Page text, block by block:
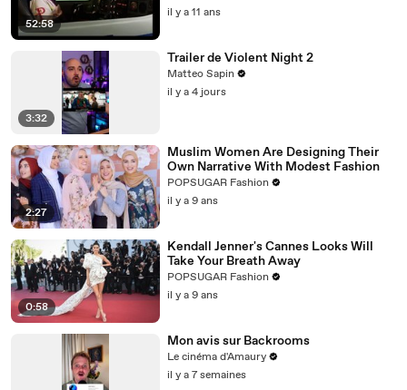
52:58
il y a 11 ans
3:32
Trailer de Violent Night 2
Matteo Sapin
il y a 4 jours
2:27
Muslim Women Are Designing Their
Own Narrative With Modest Fashion
POPSUGAR Fashion
il y a 9 ans
0:58
Kendall Jenner's Cannes Looks Will
Take Your Breath Away
POPSUGAR Fashion
il y a 9 ans
Mon avis sur Backrooms
Le cinéma d'Amaury
il y a 7 semaines